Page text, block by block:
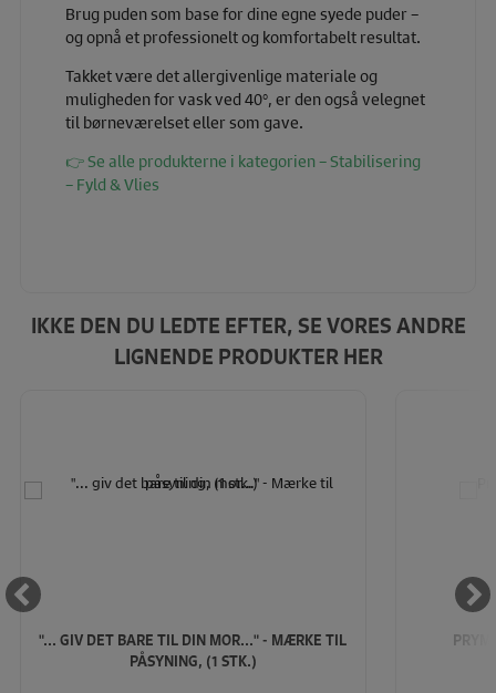
Brug puden som base for dine egne syede puder –
og opnå et professionelt og komfortabelt resultat.
Takket være det allergivenlige materiale og
muligheden for vask ved 40°, er den også velegnet
til børneværelset eller som gave.
👉 Se alle produkterne i kategorien – Stabilisering
– Fyld & Vlies
IKKE DEN DU LEDTE EFTER, SE VORES ANDRE
LIGNENDE PRODUKTER HER
"... GIV DET BARE TIL DIN MOR..." - MÆRKE TIL
PÅSYNING, (1 STK.)